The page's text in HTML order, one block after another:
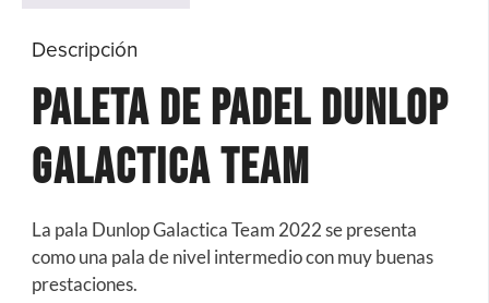
Descripción
Paleta de Padel Dunlop
Galactica Team
La pala Dunlop Galactica Team 2022 se presenta
como una pala de nivel intermedio con muy buenas
prestaciones.